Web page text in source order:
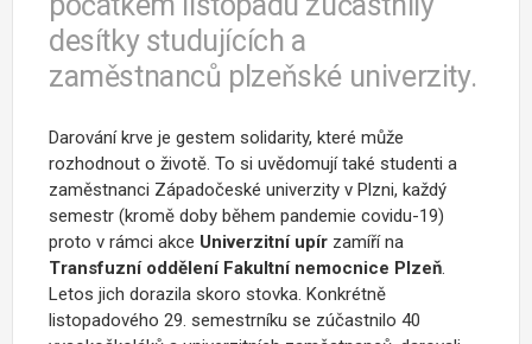
desítky studujících a
zaměstnanců plzeňské univerzity.
Darování krve je gestem solidarity, které může
rozhodnout o životě. To si uvědomují také studenti a
zaměstnanci Západočeské univerzity v Plzni, každý
semestr (kromě doby během pandemie covidu-19)
proto v rámci akce Univerzitní upír zamíří na
Transfuzní oddělení Fakultní nemocnice Plzeň.
Letos jich dorazila skoro stovka. Konkrétně
listopadového 29. semestrníku se zúčastnilo 40